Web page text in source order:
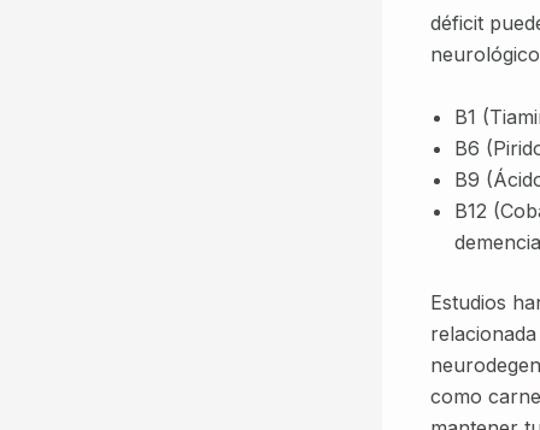
déficit
B1
B6
B9
B12
Estudios
como